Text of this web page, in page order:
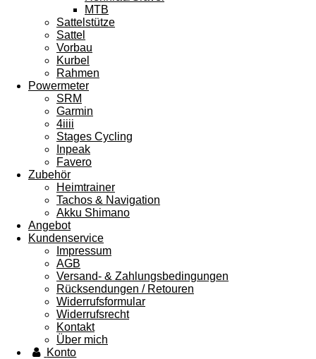
MTB
Sattelstütze
Sattel
Vorbau
Kurbel
Rahmen
Powermeter
SRM
Garmin
4iiii
Stages Cycling
Inpeak
Favero
Zubehör
Heimtrainer
Tachos & Navigation
Akku Shimano
Angebot
Kundenservice
Impressum
AGB
Versand- & Zahlungsbedingungen
Rücksendungen / Retouren
Widerrufsformular
Widerrufsrecht
Kontakt
Über mich
Konto